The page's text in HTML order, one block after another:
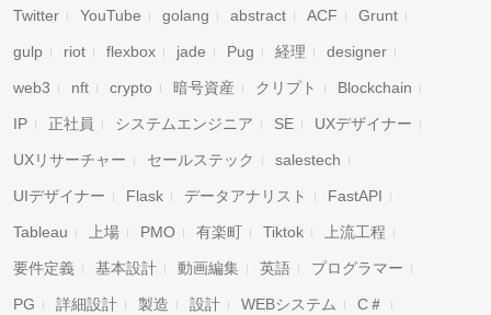
Twitter YouTube golang abstract ACF Grunt
gulp riot flexbox jade Pug 経理 designer
web3 nft crypto 暗号資産 クリプト Blockchain
IP 正社員 システムエンジニア SE UXデザイナー
UXリサーチャー セールステック salestech
UIデザイナー Flask データアナリスト FastAPI
Tableau 上場 PMO 有楽町 Tiktok 上流工程
要件定義 基本設計 動画編集 英語 プログラマー
PG 詳細設計 製造 設計 WEBシステム C＃